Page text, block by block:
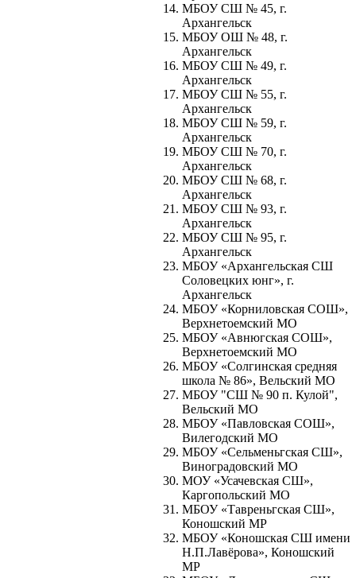
МБОУ СШ № 45, г.
Архангельск
МБОУ ОШ № 48, г.
Архангельск
МБОУ СШ № 49, г.
Архангельск
МБОУ СШ № 55, г.
Архангельск
МБОУ СШ № 59, г.
Архангельск
МБОУ СШ № 70, г.
Архангельск
МБОУ СШ № 68, г.
Архангельск
МБОУ СШ № 93, г.
Архангельск
МБОУ СШ № 95, г.
Архангельск
МБОУ «Архангельская СШ
Соловецких юнг», г.
Архангельск
МБОУ «Корниловская СОШ»,
Верхнетоемский МО
МБОУ «Авнюгская СОШ»,
Верхнетоемский МО
МБОУ «Солгинская средняя
школа № 86», Вельский МО
МБОУ "СШ № 90 п. Кулой",
Вельский МО
МБОУ «Павловская СОШ»,
Вилегодский МО
МБОУ «Сельменьгская СШ»,
Виноградовский МО
МОУ «Усачевская СШ»,
Каргопольский МО
МБОУ «Тавреньгская СШ»,
Коношский МР
МБОУ «Коношская СШ имени
Н.П.Лавёрова», Коношский
МР